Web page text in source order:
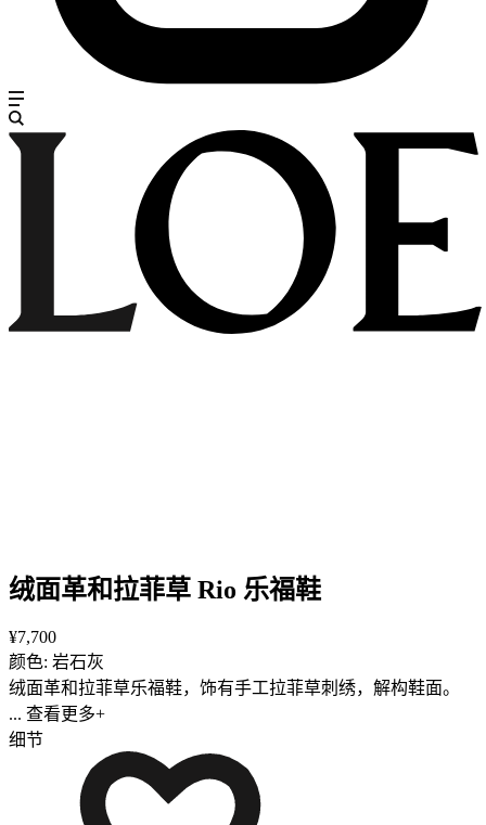
绒面革和拉菲草 Rio 乐福鞋
¥7,700
颜色: 岩石灰
绒面革和拉菲草乐福鞋，饰有手工拉菲草刺绣，解构鞋面。
... 查看更多+
细节